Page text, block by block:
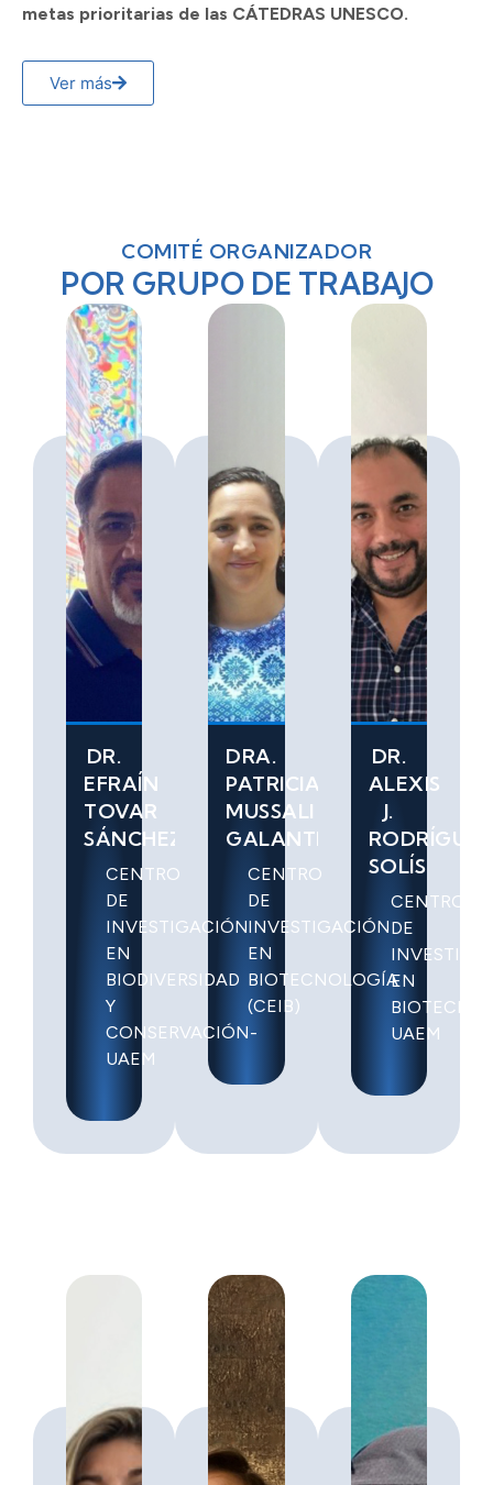
metas prioritarias de las CÁTEDRAS UNESCO.
Ver más
COMITÉ ORGANIZADOR
POR GRUPO DE TRABAJO
DR.
EFRAÍN
TOVAR
SÁNCHEZ
CENTRO
DE
INVESTIGACIÓN
EN
BIODIVERSIDAD
Y
CONSERVACIÓN-
UAEM
DRA.
PATRICIA
MUSSALI
GALANTE
CENTRO
DE
INVESTIGACIÓN
EN
BIOTECNOLOGÍA
(CEIB)
DR.
ALEXIS
J.
RODRÍGUEZ
SOLÍS
CENTRO
DE
EN
UAEM